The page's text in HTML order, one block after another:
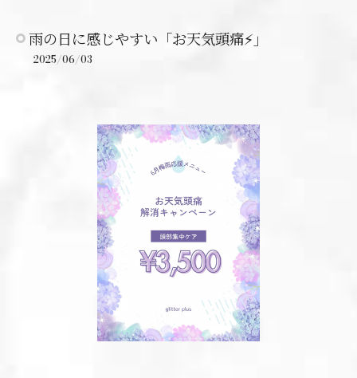
雨の日に感じやすい「お天気頭痛⚡️」
2025/06/03